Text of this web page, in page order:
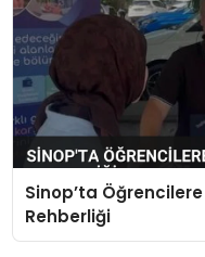
Sinop’ta
Rehberliği